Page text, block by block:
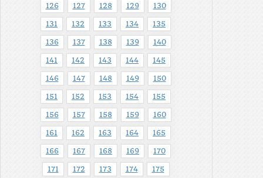
126 127 128 129 130
131 132 133 134 135
136 137 138 139 140
141 142 143 144 145
146 147 148 149 150
151 152 153 154 155
156 157 158 159 160
161 162 163 164 165
166 167 168 169 170
171 172 173 174 175